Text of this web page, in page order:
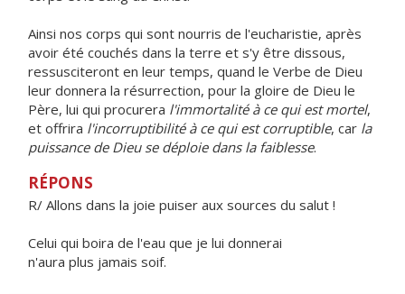
Ainsi nos corps qui sont nourris de l'eucharistie, après
avoir été couchés dans la terre et s'y être dissous,
ressusciteront en leur temps, quand le Verbe de Dieu
leur donnera la résurrection, pour la gloire de Dieu le
Père, lui qui procurera l'immortalité à ce qui est mortel,
et offrira l'incorruptibilité à ce qui est corruptible, car la
puissance de Dieu se déploie dans la faiblesse.
RÉPONS
R/ Allons dans la joie puiser aux sources du salut !
Celui qui boira de l'eau que je lui donnerai
n'aura plus jamais soif.